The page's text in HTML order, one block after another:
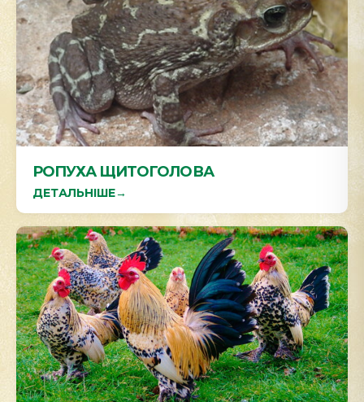
РОПУХА ЩИТОГОЛОВА
ДЕТАЛЬНІШЕ→